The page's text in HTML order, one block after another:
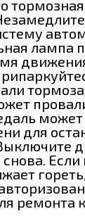
лампа
может
для
снова.
ремонта